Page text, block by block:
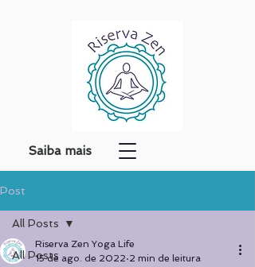
Saiba mais
Post
All Posts
All Posts
Riserva Zen Yoga Life
15 de ago. de 2022 2 min de leitura